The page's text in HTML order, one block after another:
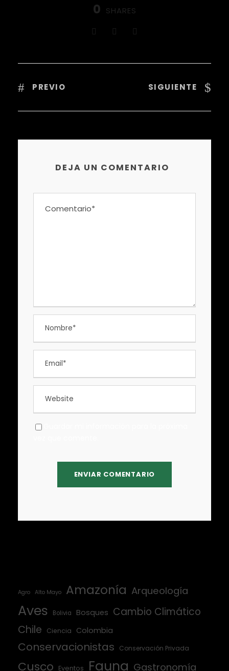
0 SHARES
PREVIO SIGUIENTE
DEJA UN COMENTARIO
Agro Alto Mayo Amazonía Arqueología
Aves Bolivia Bosques Cambio Climático
Chile
Ciencia Colombia
Conservacionistas Conservación Privada
Cusco Eventos Fauna Gastronomía